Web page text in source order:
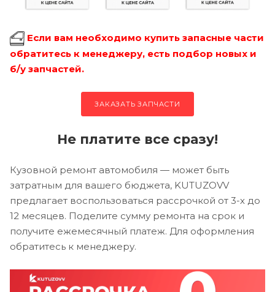
Если вам необходимо купить запасные части
обратитесь к менеджеру, есть подбор новых и
б/у запчастей.
ЗАКАЗАТЬ ЗАПЧАСТИ
Не платите все сразу!
Кузовной ремонт автомобиля — может быть
затратным для вашего бюджета, KUTUZOVV
предлагает воспользоваться рассрочкой от 3-х до
12 месяцев. Поделите сумму ремонта на срок и
получите ежемесячный платеж. Для оформления
обратитесь к менеджеру.